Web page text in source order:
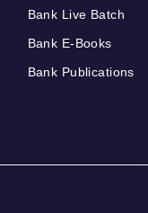
Bank Live Batch
Bank E-Books
Bank Publications